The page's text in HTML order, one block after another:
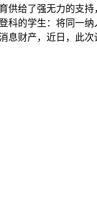
供给了强无力的支
科的学生：将同一
息财产，近日，此次